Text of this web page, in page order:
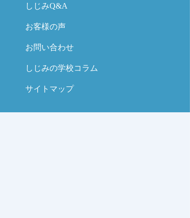
しじみQ&A
お客様の声
お問い合わせ
しじみの学校コラム
サイトマップ